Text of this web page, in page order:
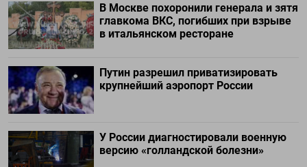
В Москве похоронили генерала и зятя
главкома ВКС, погибших при взрыве
в итальянском ресторане
Путин разрешил приватизировать
крупнейший аэропорт России
У России диагностировали военную
версию «голландской болезни»